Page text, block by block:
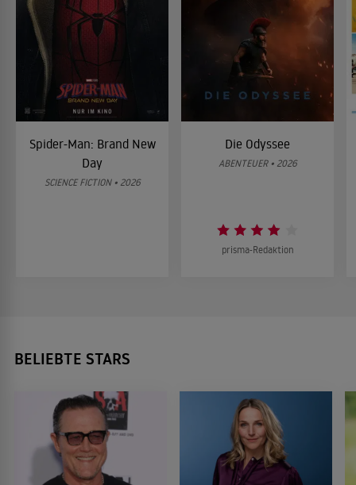
Spider-Man: Brand New
Day
SCIENCE FICTION • 2026
Die Odyssee
ABENTEUER • 2026
prisma-Redaktion
BELIEBTE STARS